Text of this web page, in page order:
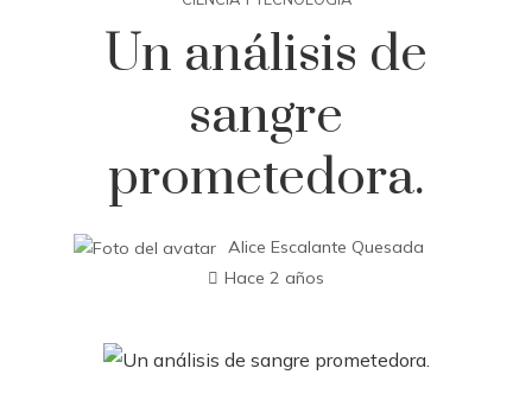
Un análisis de
sangre
prometedora.
Alice Escalante Quesada
Hace 2 años